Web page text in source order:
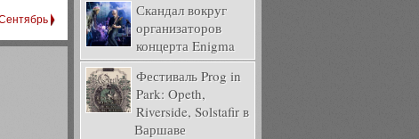
Скандал вокруг
организаторов
концерта Enigma
Фестиваль Prog in
Park: Opeth,
Riverside, Solstafir в
Варшаве